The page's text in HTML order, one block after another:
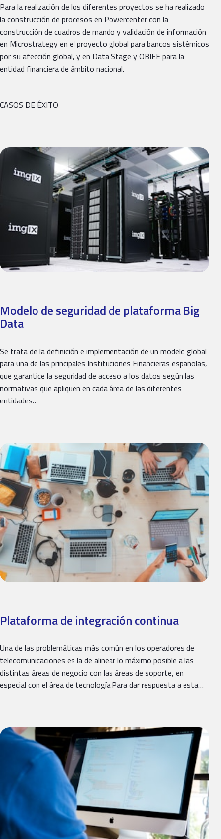
Para la realización de los diferentes proyectos se ha realizado
la construcción de procesos en Powercenter con la
construcción de cuadros de mando y validación de información
en Microstrategy en el proyecto global para bancos sistémicos
por su afección global, y en Data Stage y OBIEE para la
entidad financiera de ámbito nacional.
CASOS DE ÉXITO
Modelo de seguridad de plataforma Big
Data
Se trata de la definición e implementación de un modelo global
para una de las principales Instituciones Financieras españolas,
que garantice la seguridad de acceso a los datos según las
normativas que apliquen en cada área de las diferentes
entidades…
Plataforma de integración continua
Una de las problemáticas más común en los operadores de
telecomunicaciones es la de alinear lo máximo posible a las
distintas áreas de negocio con las áreas de soporte, en
especial con el área de tecnología.Para dar respuesta a esta…